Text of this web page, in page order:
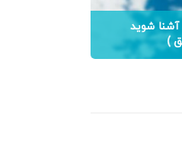
شوید
)